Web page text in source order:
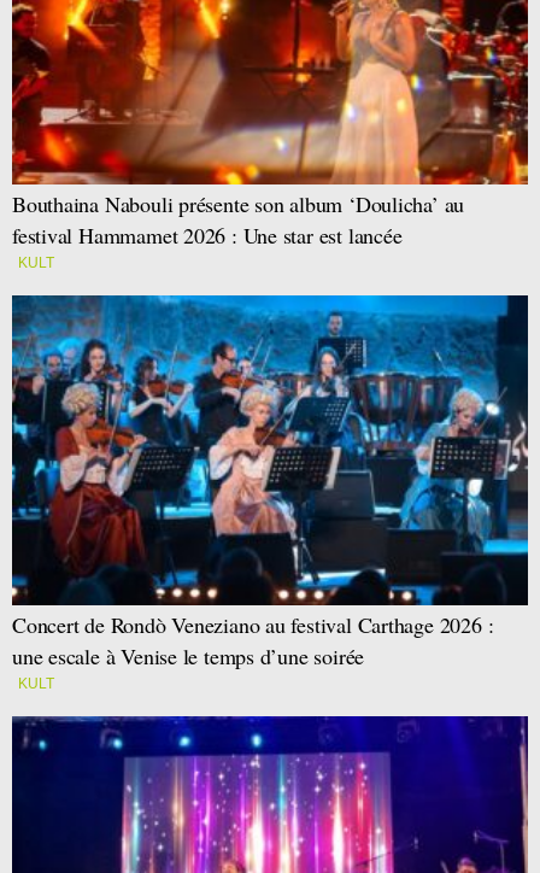
Bouthaina Nabouli présente son album ‘Doulicha’ au
festival Hammamet 2026 : Une star est lancée
KULT
Concert de Rondò Veneziano au festival Carthage 2026 :
une escale à Venise le temps d’une soirée
KULT